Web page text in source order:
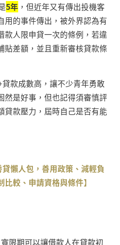
5年 ，但近年又有傳出投機客
用的事件傳出，被外界認為有
款人限申貸一次的條例，若違
貼差額，並且重新審核貸款條
貸款成數高，讓不少青年勇敢
然是好事，但也記得須審慎評
貸款壓力，屆時自己是否有能
懶人包，善用政策、減輕負
比較、申請資格與條件】
寬限期可以讓借款人在貸款初